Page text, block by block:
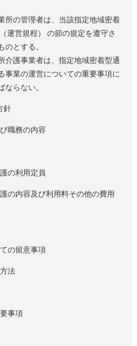
の管理者は、当該指定地域密着
運営規程） の節の規定を遵守さ
とする。
介護事業者は、指定地域密着型通
事業の運営についての重要事項に
ならない。
針
職務の内容
の利用定員
の内容及び利用料その他の費用
の留意事項
法
事項